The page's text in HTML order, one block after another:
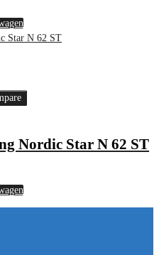
Nordic Star N 62 ST